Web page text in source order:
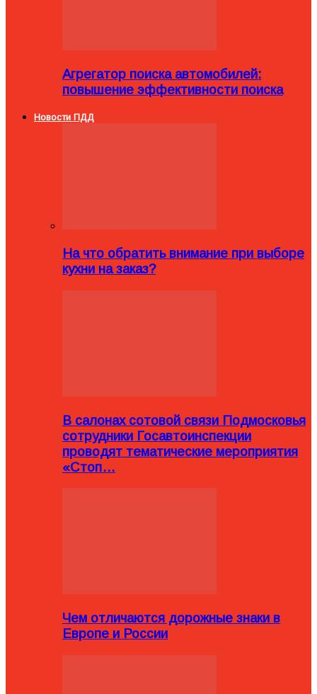
Агрегатор поиска автомобилей:
повышение эффективности поиска
Новости ПДД
На что обратить внимание при выборе
кухни на заказ?
В салонах сотовой связи Подмосковья
сотрудники Госавтоинспекции
проводят тематические мероприятия
«Стоп…
Чем отличаются дорожные знаки в
Европе и России